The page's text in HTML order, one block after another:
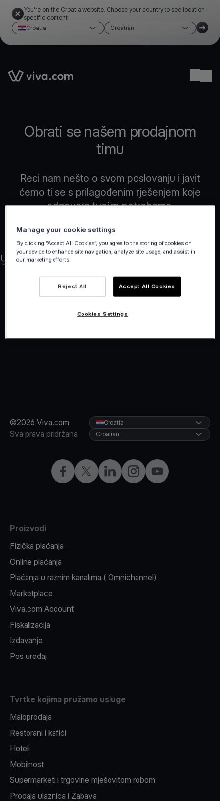
You're on the Croatia website. Choose your country to see location-
specific content
Croatia
Croatian
Link to the homepage
Obrati se našem prodajnom
timu
Reci nam nešto o svom poslovanju i javit
ćemo ti se s prilagođenim rješenjem koje
odgovara tvojim potrebama.
©2026 Viva.com
Sva prava pridržana
Facebook
X LinkedInInstagramYouTube
Croatia
Croatian
Proizvodi
Fizička plaćanja
Online plaćanja
Plaćanja u raznim kanalima ( Omnichannel)
Marketplace
Viva.com Account
Fiskalizacija
Izdavanje
Pos uređaj
Tvrtke kojima pružamo usluge
Maloprodaja
Restorani i kafići
Hoteli
Mobilnost
Supermarketi i trgovine mješovitom robom
Prodaja ulaznica i Zabava
Manage your cookie settings
By clicking “Accept All Cookies”, you agree to the storing of cookies on
your device to enhance site navigation, analyze site usage, and assist in
our marketing efforts.
Reject All Accept All Cookies
Cookies Settings